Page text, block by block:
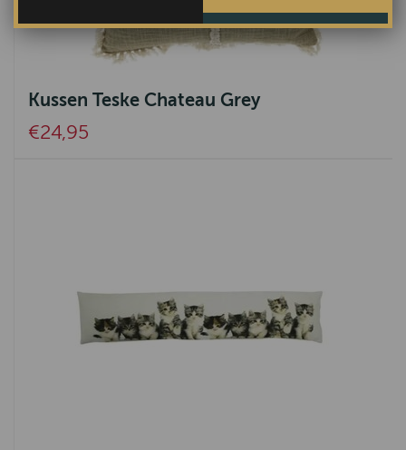
Kussen Teske Chateau Grey
€24,95